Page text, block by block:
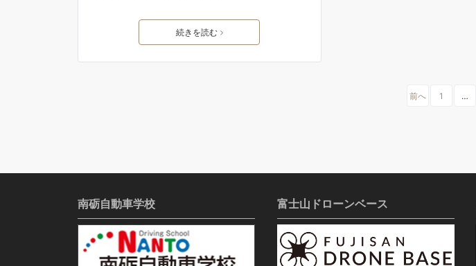
続きを読む
前へ 1 …
南砺自動車学校 富士山ドローンベース